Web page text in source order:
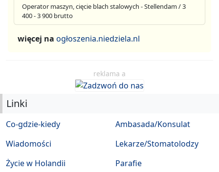
Operator maszyn, cięcie blach stalowych - Stellendam / 3
400 - 3 900 brutto
więcej na ogłoszenia.niedziela.nl
reklama a
Linki
Co-gdzie-kiedy
Wiadomości
Życie w Holandii
Ambasada/Konsulat
Lekarze/Stomatolodzy
Parafie